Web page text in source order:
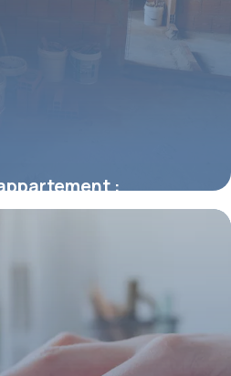
:
vous sans vous